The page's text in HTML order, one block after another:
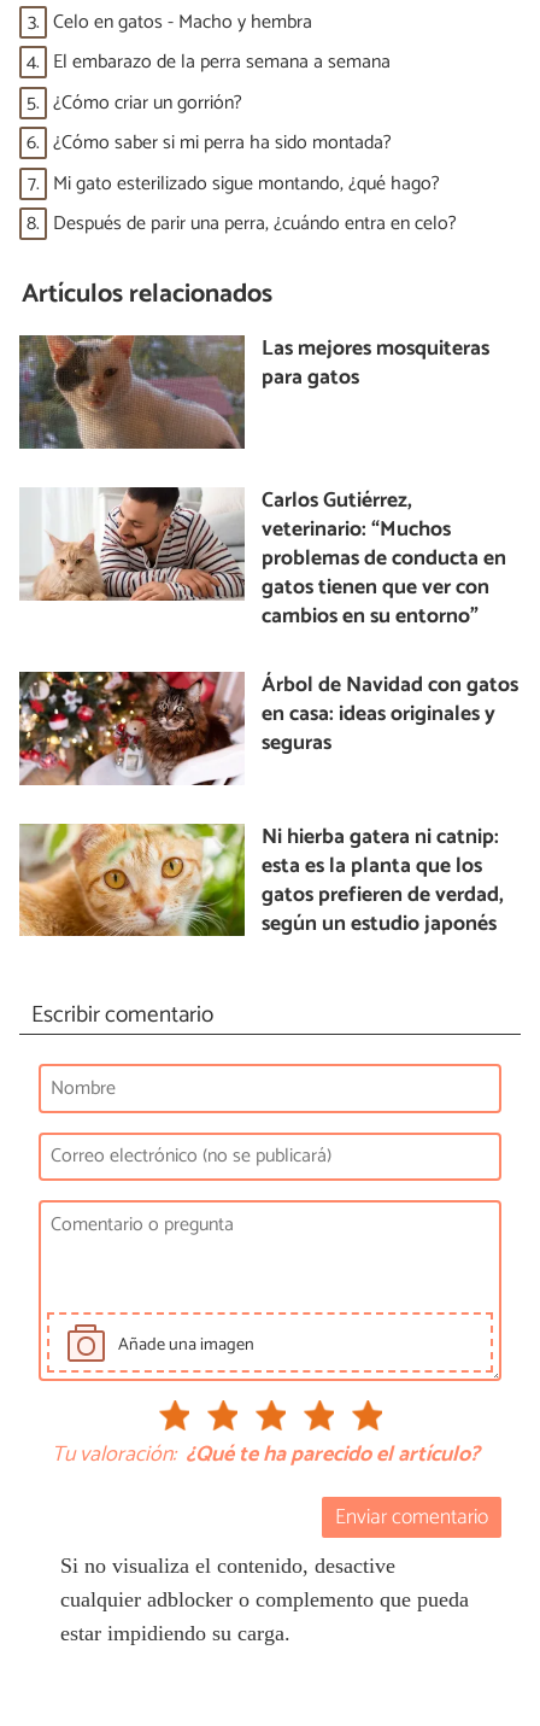
3. Celo en gatos - Macho y hembra
4. El embarazo de la perra semana a semana
5. ¿Cómo criar un gorrión?
6. ¿Cómo saber si mi perra ha sido montada?
7. Mi gato esterilizado sigue montando, ¿qué hago?
8. Después de parir una perra, ¿cuándo entra en celo?
Artículos relacionados
Las mejores mosquiteras
para gatos
Carlos Gutiérrez,
veterinario: “Muchos
problemas de conducta en
gatos tienen que ver con
cambios en su entorno”
Árbol de Navidad con gatos
en casa: ideas originales y
seguras
Ni hierba gatera ni catnip:
esta es la planta que los
gatos prefieren de verdad,
según un estudio japonés
Escribir comentario
Añade una imagen
Tu valoración: ¿Qué te ha parecido el artículo?
Enviar comentario
Si no visualiza el contenido, desactive
cualquier adblocker o complemento que pueda
estar impidiendo su carga.